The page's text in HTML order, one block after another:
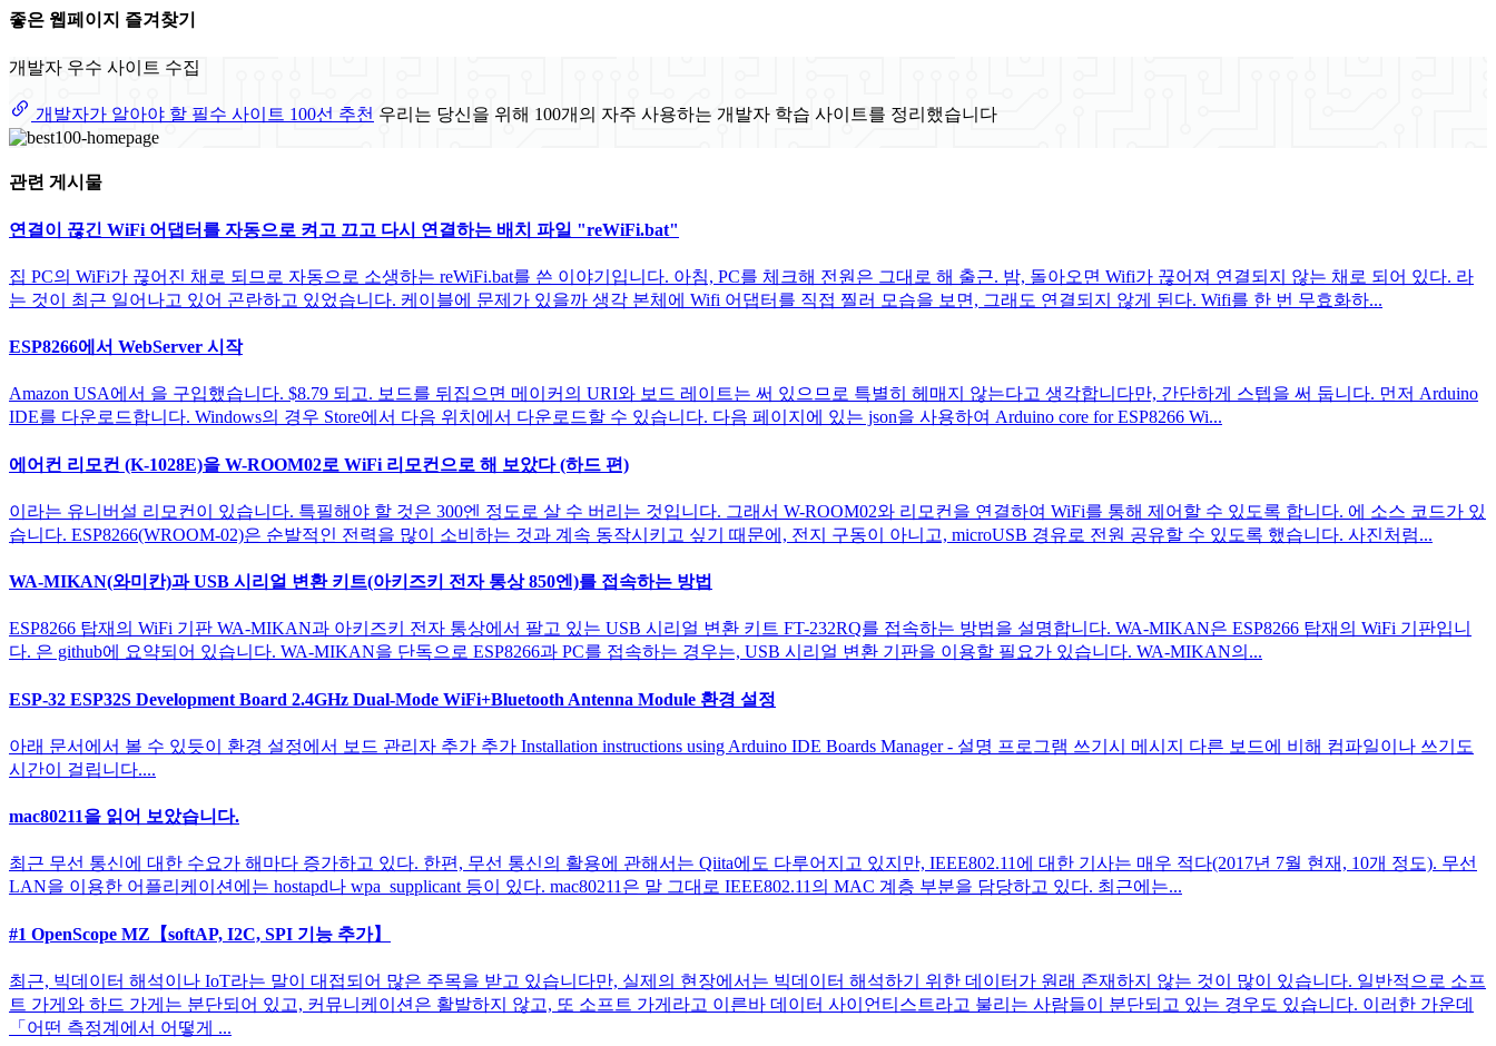
좋은 웹페이지 즐겨찾기
개발자 우수 사이트 수집
개발자가 알아야 할 필수 사이트 100선 추천 우리는 당신을 위해 100개의 자주 사용하는 개발자 학습 사이트를 정리했습니다
관련 게시물
연결이 끊긴 WiFi 어댑터를 자동으로 켜고 끄고 다시 연결하는 배치 파일 "reWiFi.bat"
집 PC의 WiFi가 끊어진 채로 되므로 자동으로 소생하는 reWiFi.bat를 쓴 이야기입니다. 아침, PC를 체크해 전원은 그대로 해 출근. 밤, 돌아오면 Wifi가 끊어져 연결되지 않는 채로 되어 있다. 라
는 것이 최근 일어나고 있어 곤란하고 있었습니다. 케이블에 문제가 있을까 생각 본체에 Wifi 어댑터를 직접 찔러 모습을 보면, 그래도 연결되지 않게 된다. Wifi를 한 번 무효화하...
ESP8266에서 WebServer 시작
Amazon USA에서 을 구입했습니다. $8.79 되고. 보드를 뒤집으면 메이커의 URI와 보드 레이트는 써 있으므로 특별히 헤매지 않는다고 생각합니다만, 간단하게 스텝을 써 둡니다. 먼저 Arduino
IDE를 다운로드합니다. Windows의 경우 Store에서 다음 위치에서 다운로드할 수 있습니다. 다음 페이지에 있는 json을 사용하여 Arduino core for ESP8266 Wi...
에어컨 리모컨 (K-1028E)을 W-ROOM02로 WiFi 리모컨으로 해 보았다 (하드 편)
이라는 유니버설 리모컨이 있습니다. 특필해야 할 것은 300엔 정도로 살 수 버리는 것입니다. 그래서 W-ROOM02와 리모컨을 연결하여 WiFi를 통해 제어할 수 있도록 합니다. 에 소스 코드가 있
습니다. ESP8266(WROOM-02)은 순발적인 전력을 많이 소비하는 것과 계속 동작시키고 싶기 때문에, 전지 구동이 아니고, microUSB 경유로 전원 공유할 수 있도록 했습니다. 사진처럼...
WA-MIKAN(와미칸)과 USB 시리얼 변환 키트(아키즈키 전자 통상 850엔)를 접속하는 방법
ESP8266 탑재의 WiFi 기판 WA-MIKAN과 아키즈키 전자 통상에서 팔고 있는 USB 시리얼 변환 키트 FT-232RQ를 접속하는 방법을 설명합니다. WA-MIKAN은 ESP8266 탑재의 WiFi 기판입니
다. 은 github에 요약되어 있습니다. WA-MIKAN을 단독으로 ESP8266과 PC를 접속하는 경우는, USB 시리얼 변환 기판을 이용할 필요가 있습니다. WA-MIKAN의...
ESP-32 ESP32S Development Board 2.4GHz Dual-Mode WiFi+Bluetooth Antenna Module 환경 설정
아래 문서에서 볼 수 있듯이 환경 설정에서 보드 관리자 추가 추가 Installation instructions using Arduino IDE Boards Manager - 설명 프로그램 쓰기시 메시지 다른 보드에 비해 컴파일이나 쓰기도
시간이 걸립니다....
mac80211을 읽어 보았습니다.
최근 무선 통신에 대한 수요가 해마다 증가하고 있다. 한편, 무선 통신의 활용에 관해서는 Qiita에도 다루어지고 있지만, IEEE802.11에 대한 기사는 매우 적다(2017년 7월 현재, 10개 정도). 무선
LAN을 이용한 어플리케이션에는 hostapd나 wpa_supplicant 등이 있다. mac80211은 말 그대로 IEEE802.11의 MAC 계층 부분을 담당하고 있다. 최근에는...
#1 OpenScope MZ【softAP, I2C, SPI 기능 추가】
최근, 빅데이터 해석이나 IoT라는 말이 대접되어 많은 주목을 받고 있습니다만, 실제의 현장에서는 빅데이터 해석하기 위한 데이터가 원래 존재하지 않는 것이 많이 있습니다. 일반적으로 소프
트 가게와 하드 가게는 분단되어 있고, 커뮤니케이션은 활발하지 않고, 또 소프트 가게라고 이른바 데이터 사이언티스트라고 불리는 사람들이 분단되고 있는 경우도 있습니다. 이러한 가운데
「어떤 측정계에서 어떻게 ...